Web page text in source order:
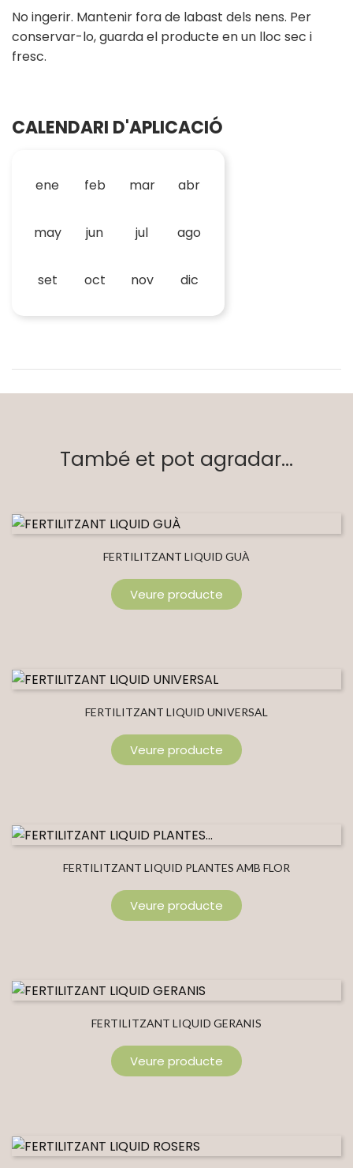
No ingerir. Mantenir fora de labast dels nens. Per
conservar-lo, guarda el producte en un lloc sec i
fresc.
CALENDARI D'APLICACIÓ
ene feb mar abr
may jun jul ago
set oct nov dic
També et pot agradar...
FERTILITZANT LIQUID GUÀ
Veure producte
FERTILITZANT LIQUID UNIVERSAL
Veure producte
FERTILITZANT LIQUID PLANTES AMB FLOR
Veure producte
FERTILITZANT LIQUID GERANIS
Veure producte